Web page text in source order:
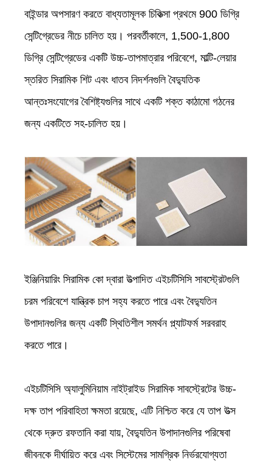
বাইন্ডার অপসারণ করতে বাধ্যতামূলক চিকিত্সা প্রথমে 900 ডিগ্রি
সেন্টিগ্রেডের নীচে চালিত হয়। পরবর্তীকালে, 1,500-1,800
ডিগ্রি সেন্টিগ্রেডের একটি উচ্চ-তাপমাত্রার পরিবেশে, মাল্টি-লেয়ার
স্তরিত সিরামিক শিট এবং ধাতব নিদর্শনগুলি বৈদ্যুতিক
আন্তঃসংযোগের বৈশিষ্ট্যগুলির সাথে একটি শক্ত কাঠামো গঠনের
জন্য একটিতে সহ-চালিত হয়।
ইঞ্জিনিয়ারিং সিরামিক কো দ্বারা উত্পাদিত এইচটিসিসি সাবস্ট্রেটগুলি
চরম পরিবেশে যান্ত্রিক চাপ সহ্য করতে পারে এবং বৈদ্যুতিন
উপাদানগুলির জন্য একটি স্থিতিশীল সমর্থন প্ল্যাটফর্ম সরবরাহ
করতে পারে।
এইচটিসিসি অ্যালুমিনিয়াম নাইট্রাইড সিরামিক সাবস্ট্রেটের উচ্চ-
দক্ষ তাপ পরিবাহিতা ক্ষমতা রয়েছে, এটি নিশ্চিত করে যে তাপ উত্স
থেকে দ্রুত রফতানি করা যায়, বৈদ্যুতিন উপাদানগুলির পরিষেবা
জীবনকে দীর্ঘায়িত করে এবং সিস্টেমের সামগ্রিক নির্ভরযোগ্যতা